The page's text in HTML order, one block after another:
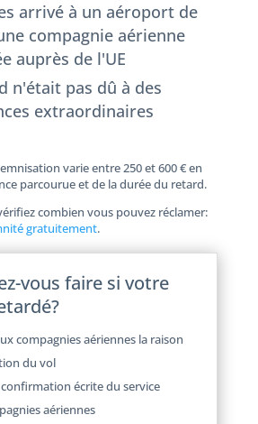
arrivé à un aéroport de
compagnie aérienne
auprès de l'UE
n'était pas dû à des
extraordinaires
varie entre 250 et 600 € en
parcourue et de la durée du retard.
combien vous pouvez réclamer:
gratuitement.
vous faire si votre
compagnies aériennes la raison
du vol
écrite du service
aériennes